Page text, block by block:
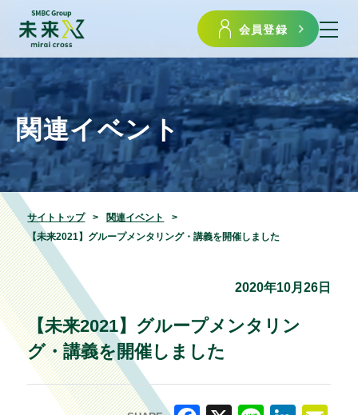
会員登録
関連イベント
サイトトップ
関連イベント
【未来2021】グループメンタリング・講義を開催しました
2020年10月26日
【未来2021】グループメンタリン
グ・講義を開催しました